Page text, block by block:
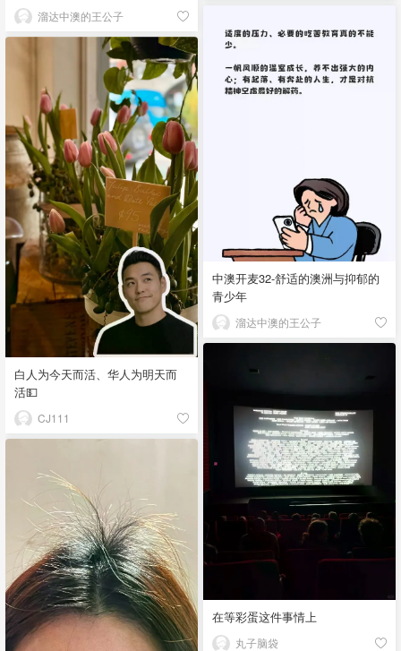
溜达中澳的王公子
中澳开麦32-舒适的澳洲与抑郁的
青少年
溜达中澳的王公子
白人为今天而活、华人为明天而
活💵
CJ111
在等彩蛋这件事情上
丸子脑袋